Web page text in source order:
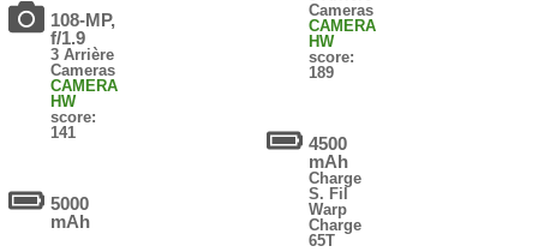
108-MP,
f/1.9
3 Arrière
Cameras
CAMERA
HW
score:
141
5000
mAh
Cameras
CAMERA
HW
score:
189
4500
mAh
Charge
S. Fil
Warp
Charge
65T